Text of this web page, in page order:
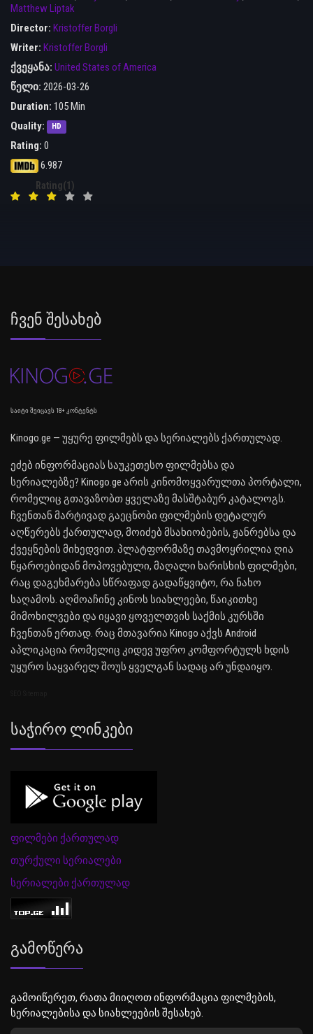
Matthew Liptak
Director: Kristoffer Borgli
Writer: Kristoffer Borgli
ქვეყანა: United States of America
წელი: 2026-03-26
Duration: 105 Min
Quality:
HD
Rating: 0
6.987
Rating(1)
Ჩვენ Შესახებ
საიტი შეიცავს 18+ კონტენტს
Kinogo.ge — უყურე ფილმებს და სერიალებს ქართულად.
ეძებ ინფორმაციას საუკეთესო ფილმებსა და
სერიალებზე? Kinogo.ge არის კინომოყვარულთა პორტალი,
რომელიც გთავაზობთ ყველაზე მასშტაბურ კატალოგს.
ჩვენთან მარტივად გაეცნობი ფილმების დეტალურ
აღწერებს ქართულად, მოიძებ მსახიობების, ჟანრებსა და
ქვეყნების მიხედვით. პლატფორმაზე თავმოყრილია ღია
წყაროებიდან მოპოვებული, მაღალი ხარისხის ფილმები,
რაც დაგეხმარება სწრაფად გადაწყვიტო, რა ნახო
საღამოს. აღმოაჩინე კინოს სიახლეები, წაიკითხე
მიმოხილვები და იყავი ყოველთვის საქმის კურსში
ჩვენთან ერთად. რაც მთავარია Kinogo აქვს Android
აპლიკაცია რომელიც კიდევ უფრო კომფორტულს ხდის
უყურო საყვარელ შოუს ყველგან სადაც არ უნდაიყო.
Საჭირო Ლინკები
ფილმები ქართულად
თურქული სერიალები
სერიალები ქართულად
Გამოწერა
გამოიწერეთ, რათა მიიღოთ ინფორმაცია ფილმების,
სერიალებისა და სიახლეების შესახებ.